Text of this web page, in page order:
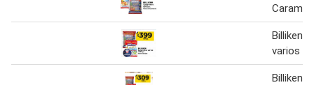
Billiken
varios
Billiken